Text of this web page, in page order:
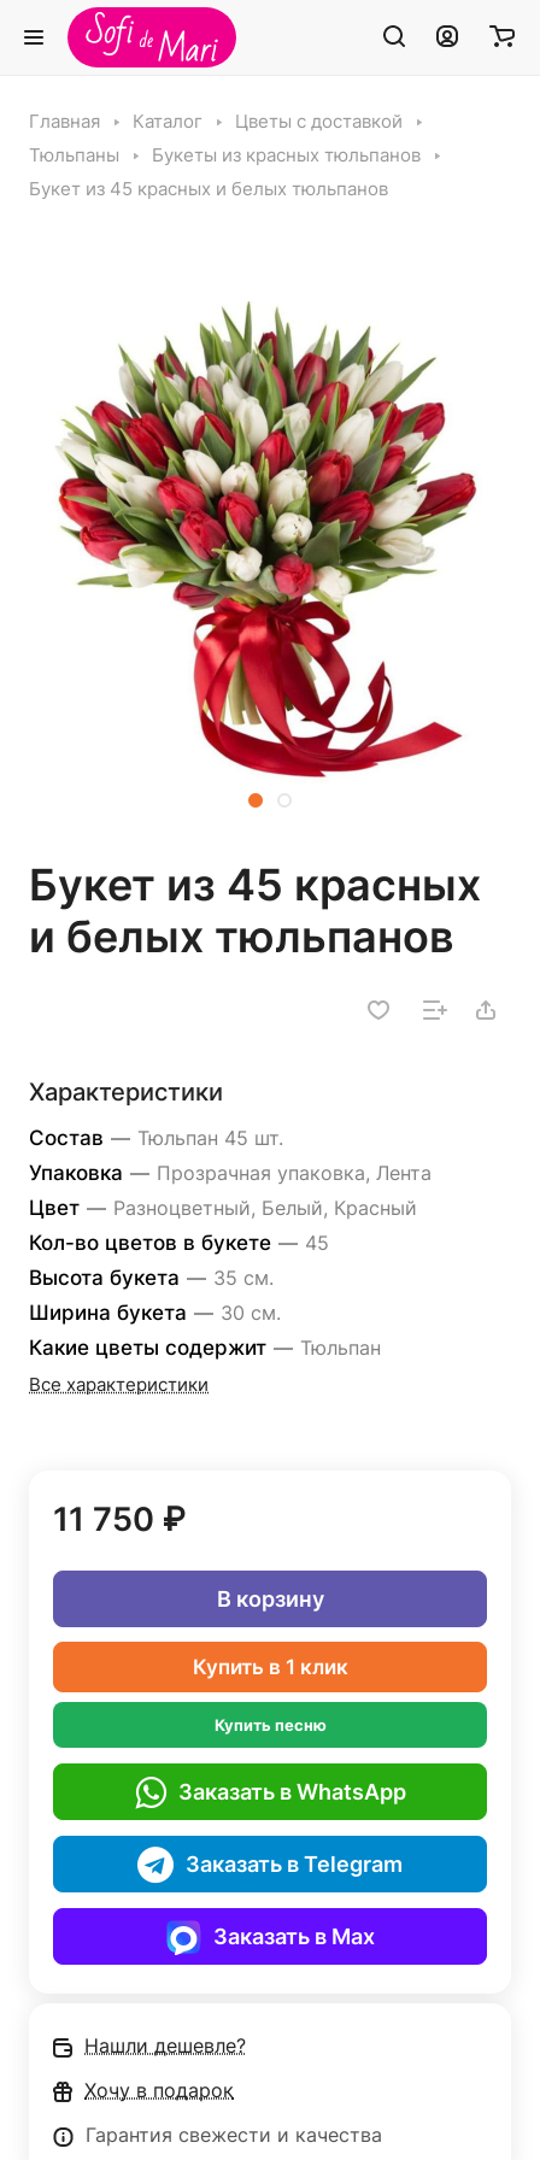
Главная Каталог
Цветы с доставкой
Тюльпаны
Букеты из красных тюльпанов
Букет из 45 красных и белых тюльпанов
Букет из 45 красных
и белых тюльпанов
Характеристики
Состав — Тюльпан 45 шт.
Упаковка — Прозрачная упаковка, Лента
Цвет — Разноцветный, Белый, Красный
Кол-во цветов в букете — 45
Высота букета — 35 см.
Ширина букета — 30 см.
Какие цветы содержит — Тюльпан
Все характеристики
11 750 ₽
В корзину
Купить в 1 клик
Купить песню
Заказать в WhatsApp
Заказать в Telegram
Заказать в Max
Нашли дешевле?
Хочу в подарок
Гарантия свежести и качества